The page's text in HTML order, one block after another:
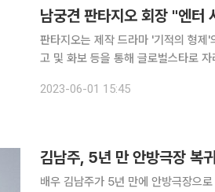
남궁견 판타지오 회장 "엔터
판타지오는 제작 드라마 '기적의 형
고 및 화보 등을 통해 글로벌스타로
제작 드라마 기적의 형제가 JTBC 수
2023-06-01 15:45
김남주, 5년 만 안방극장 복
배우 김남주가 5년 만에 안방극장으로 돌아온다. 30일 소속사 더퀸AM에 따